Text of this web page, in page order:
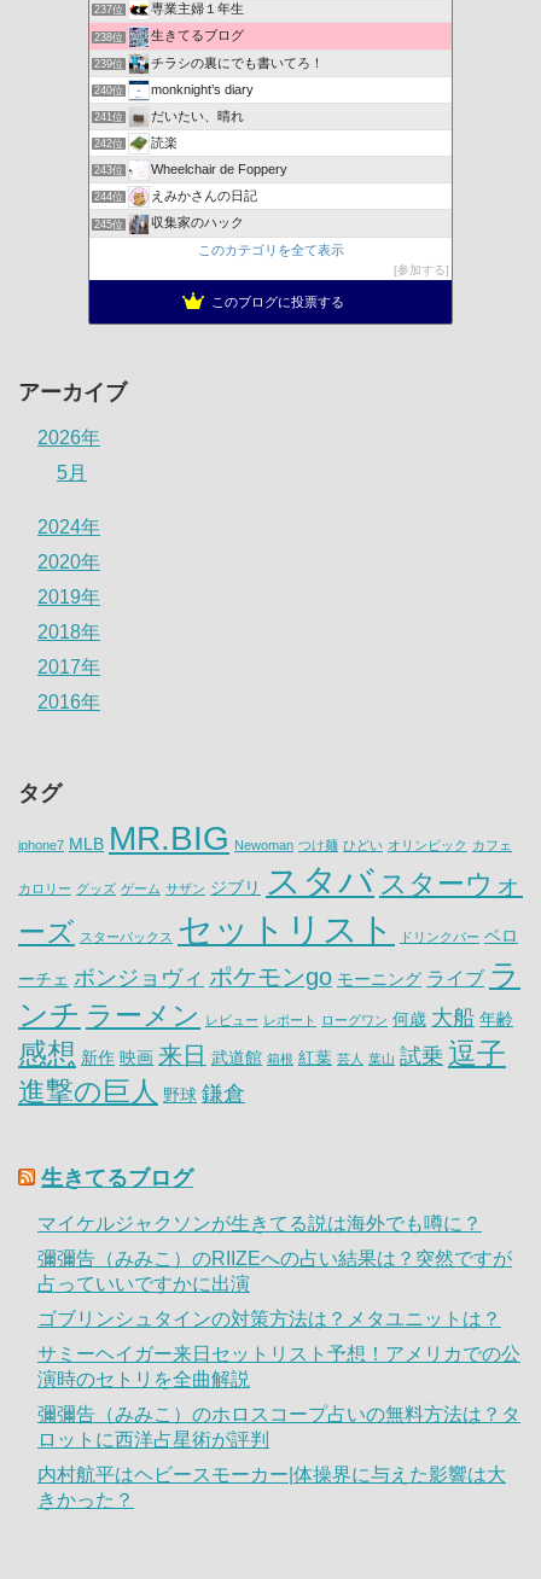
237位 専業主婦１年生
238位 生きてるブログ
239位 チラシの裏にでも書いてろ！
240位 monknight’s diary
241位 だいたい、晴れ
242位 読楽
243位 Wheelchair de Foppery
244位 えみかさんの日記
245位
収集家のハック
このカテゴリを全て表示
参加する
このブログに投票する
アーカイブ
2026年
5月
2024年
2020年
2019年
2018年
2017年
2016年
タグ
iphone7 MLB MR.BIG Newoman つけ麺 ひどい オリンピック カフェ
カロリー グッズ ゲーム サザン ジブリ スタバ スターウォ
ーズ スターバックス セットリスト ドリンクバー ベロ
ーチェ ボンジョヴィ ポケモンgo モーニング ライブ ラ
ンチ ラーメン レビュー レポート ローグワン 何歳 大船 年齢
感想 新作 映画 来日 武道館 箱根 紅葉 芸人 葉山 試乗 逗子
進撃の巨人 野球 鎌倉
生きてるブログ
マイケルジャクソンが生きてる説は海外でも噂に？
彌彌告（みみこ）のRIIZEへの占い結果は？突然ですが
占っていいですかに出演
ゴブリンシュタインの対策方法は？メタユニットは？
サミーヘイガー来日セットリスト予想！アメリカでの公
演時のセトリを全曲解説
彌彌告（みみこ）のホロスコープ占いの無料方法は？タ
ロットに西洋占星術が評判
内村航平はヘビースモーカー|体操界に与えた影響は大
きかった？